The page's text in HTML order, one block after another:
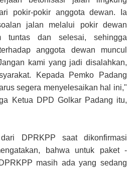
pokir-pokir anggota dewan. Ia
jalan melalui pokir dewan
tuntas dan selesai, sehingga
anggota dewan muncul
kami yang jadi disalahkan,
Kepada Pemko Padang
segera menyelesaikan hal ini,"
Ketua DPD Golkar Padang itu,
DPRKPP saat dikonfirmasi
bahwa untuk paket -
masih ada yang sedang